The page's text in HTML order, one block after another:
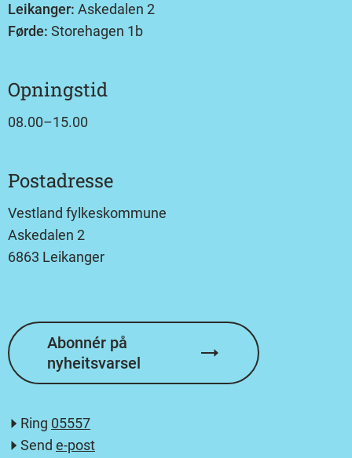
Leikanger: Askedalen 2
Førde: Storehagen 1b
Opningstid
08.00–15.00
Postadresse
Vestland fylkeskommune
Askedalen 2
6863 Leikanger
Abonnér på
nyheitsvarsel
Ring 05557
Send e-post